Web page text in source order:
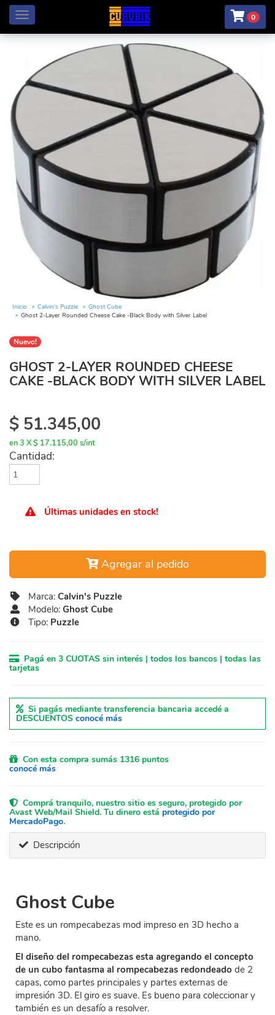
Menú 0
Inicio Calvin's Puzzle
Ghost Cube
Ghost 2-Layer Rounded Cheese Cake -Black Body with Silver Label
Nuevo!
GHOST 2-LAYER ROUNDED CHEESE
CAKE -BLACK BODY WITH SILVER LABEL
$ 51.345,00
en 3 X $ 17.115,00 s/int
Cantidad:
Últimas unidades en stock!
Agregar al pedido
Marca: Calvin's Puzzle
Modelo: Ghost Cube
Tipo: Puzzle
Pagá en 3 CUOTAS sin interés | todos los bancos | todas las
tarjetas
Si pagás mediante transferencia bancaria accedé a
DESCUENTOS conocé más
Con esta compra sumás 1316 puntos
conocé más
Comprá tranquilo, nuestro sitio es seguro, protegido por
Avast Web/Mail Shield. Tu dinero está protegido por
MercadoPago.
Descripción
Ghost Cube
Este es un rompecabezas mod impreso en 3D hecho a
mano.
El diseño del rompecabezas esta agregando el concepto
de un cubo fantasma al rompecabezas redondeado de 2
capas, como partes principales y partes externas de
impresión 3D. El giro es suave. Es bueno para coleccionar y
también es un desafío a resolver.